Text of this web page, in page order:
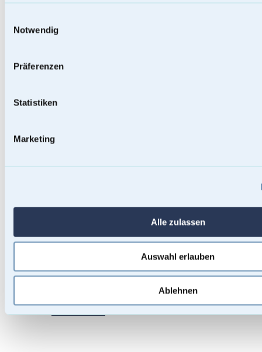
Notwendig
Präferenzen
Statistiken
Marketing
Alle zulassen
Auswahl erlauben
Ablehnen
Baumstammurnen